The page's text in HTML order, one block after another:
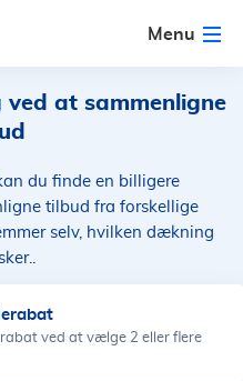
Menu
at sammenligne
du finde en billigere
tilbud fra forskellige
selv, hvilken dækning
ved at vælge 2 eller flere